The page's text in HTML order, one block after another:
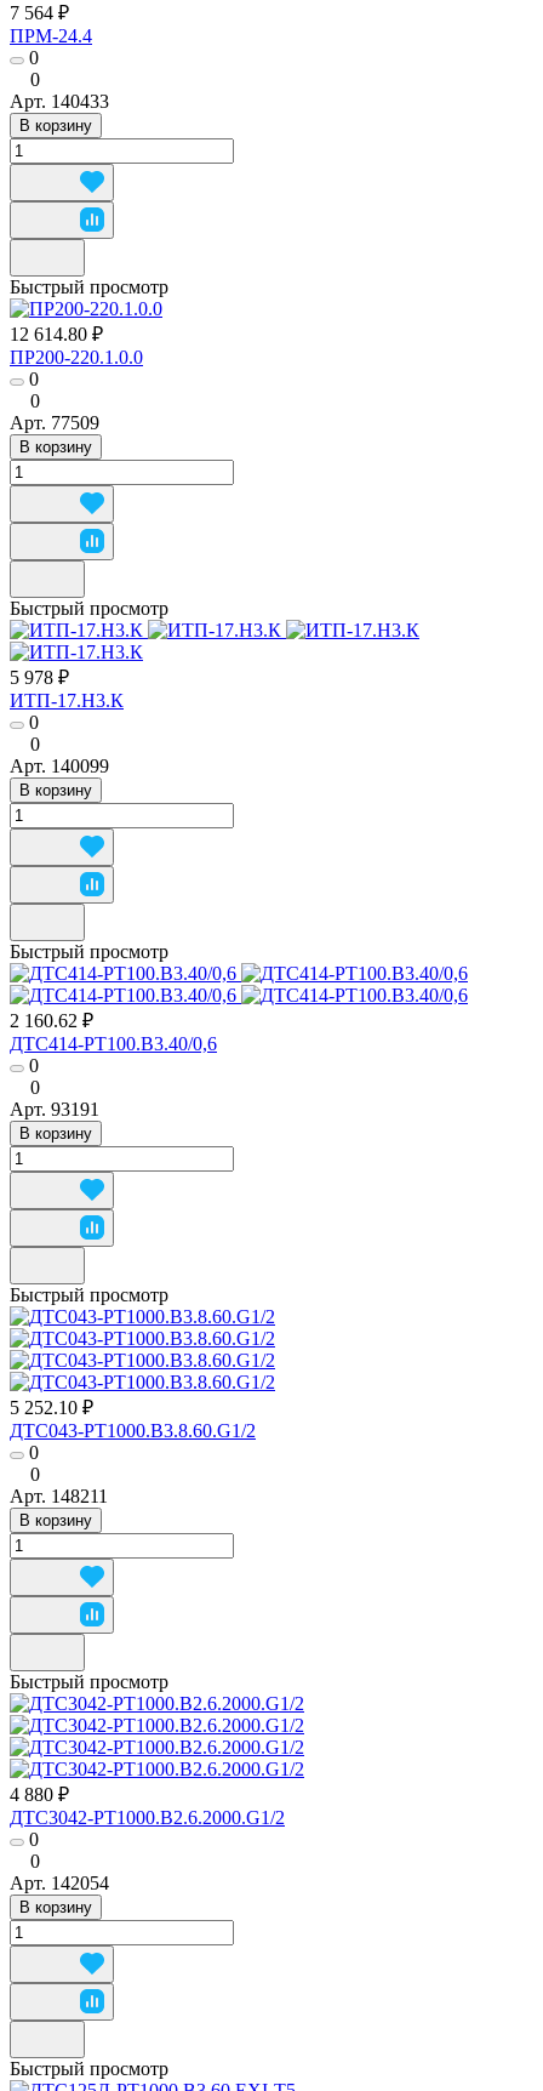
7 564 ₽
ПРМ-24.4
0
0
Арт. 140433
В корзину
Быстрый просмотр
12 614.80 ₽
ПР200-220.1.0.0
0
0
Арт. 77509
В корзину
Быстрый просмотр
5 978 ₽
ИТП-17.Н3.К
0
0
Арт. 140099
В корзину
Быстрый просмотр
2 160.62 ₽
ДТС414-РТ100.В3.40/0,6
0
0
Арт. 93191
В корзину
Быстрый просмотр
5 252.10 ₽
ДТС043-РТ1000.В3.8.60.G1/2
0
0
Арт. 148211
В корзину
Быстрый просмотр
4 880 ₽
ДТС3042-РТ1000.В2.6.2000.G1/2
0
0
Арт. 142054
В корзину
Быстрый просмотр